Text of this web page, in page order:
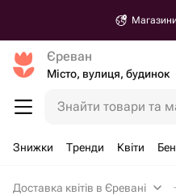
Єреван
Місто, вулиця, будинок
Знайти товари та
Знижки Тренди Квіти
Доставка квітів в Єревані